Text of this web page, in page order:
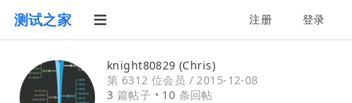
测试之家 注册 登录
knight80829 (Chris)
第 6312 位会员 /2015-12-08
3 篇帖子 • 10 条回帖